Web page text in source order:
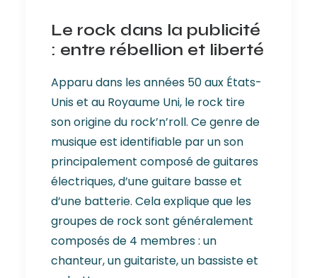
Le rock dans la publicité
: entre rébellion et liberté
Apparu dans les années 50 aux États-
Unis et au Royaume Uni, le rock tire
son origine du rock’n’roll. Ce genre de
musique est identifiable par un son
principalement composé de guitares
électriques, d’une guitare basse et
d’une batterie. Cela explique que les
groupes de rock sont généralement
composés de 4 membres : un
chanteur, un guitariste, un bassiste et